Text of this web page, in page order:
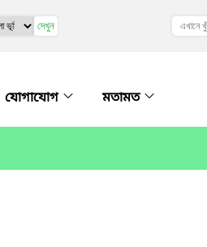
দেখুন
যোগাযোগ মতামত